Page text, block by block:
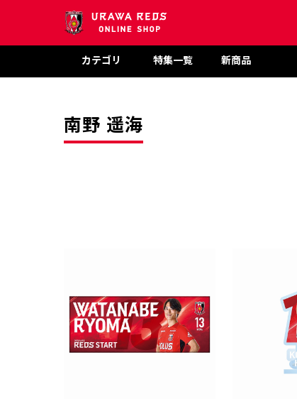
カテゴリ 特集一覧 新商品
南野 遥海